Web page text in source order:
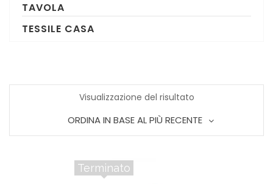
TAVOLA
TESSILE CASA
Visualizzazione del risultato
ORDINA IN BASE AL PIÙ RECENTE
Terminato